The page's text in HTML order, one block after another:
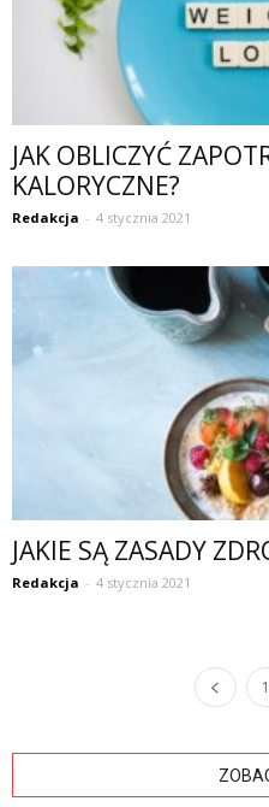
JAK OBLICZYĆ
KALORYCZNE?
Redakcja - 4 stycznia 2021
JAKIE SĄ ZASADY
Redakcja - 4 stycznia 2021
1